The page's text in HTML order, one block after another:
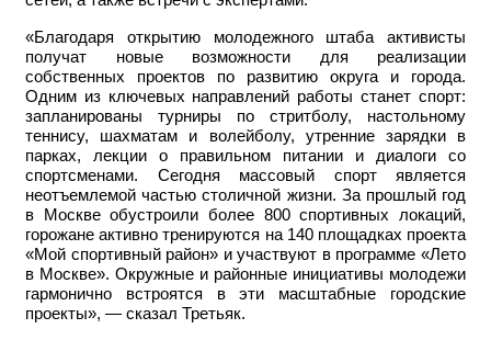
«Благодаря открытию молодежного штаба активисты
получат новые возможности для реализации
собственных проектов по развитию округа и города.
Одним из ключевых направлений работы станет спорт:
запланированы турниры по стритболу, настольному
теннису, шахматам и волейболу, утренние зарядки в
парках, лекции о правильном питании и диалоги со
спортсменами. Сегодня массовый спорт является
неотъемлемой частью столичной жизни. За прошлый год
в Москве обустроили более 800 спортивных локаций,
горожане активно тренируются на 140 площадках проекта
«Мой спортивный район» и участвуют в программе «Лето
в Москве». Окружные и районные инициативы молодежи
гармонично встроятся в эти масштабные городские
проекты», — сказал Третьяк.